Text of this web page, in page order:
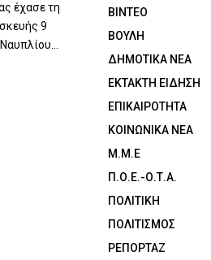
έχασε τη
9
ΒΙΝΤΕΟ
ΒΟΥΛΗ
ΔΗΜΟΤΙΚΑ ΝΕΑ
ΕΚΤΑΚΤΗ ΕΙΔΗΣΗ
ΕΠΙΚΑΙΡΟΤΗΤΑ
ΚΟΙΝΩΝΙΚΑ ΝΕΑ
Μ.Μ.Ε
Π.Ο.Ε.-Ο.Τ.Α.
ΠΟΛΙΤΙΚΗ
ΠΟΛΙΤΙΣΜΟΣ
ΡΕΠΟΡΤΑΖ